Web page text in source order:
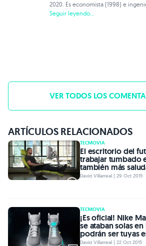
2020. Es economista (1998) e
Seguir leyendo...
VER TODOS LOS
ARTÍCULOS RELACIONADOS
TECMOVIA
El escritorio del
trabajar tumbado
también más
David Villarreal | 29 Oct 2015
TECMOVIA
¡Es oficial! Nike
se ataban solas
podrán ser tuyas
David Villarreal | 22 Oct 2015